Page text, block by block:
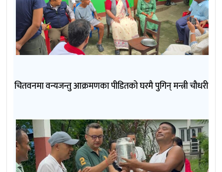
चितवनमा वन्यजन्तु आक्रमणका पीडितको घरमै पुगिन् मन्त्री चौधरी